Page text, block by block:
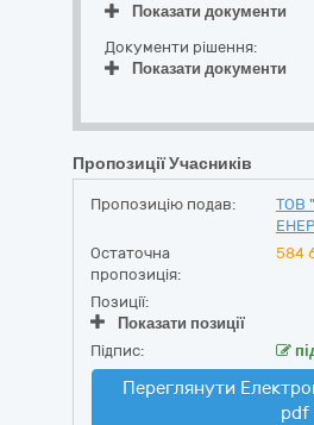
Показати документи
Документи рішення:
Показати документи
Пропозиції Учасників
Пропозицію подав:
ТОВ
Остаточна
пропозиція:
584
Позиції:
Показати позиції
Підпис:
Переглянути
pdf